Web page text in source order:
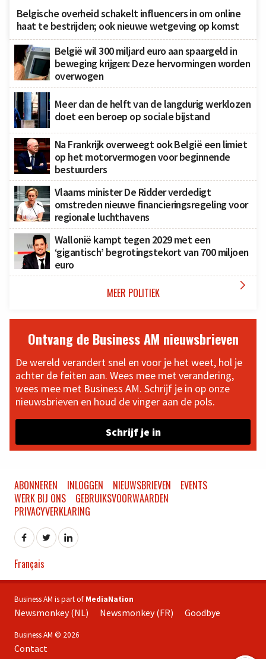
Belgische overheid schakelt influencers in om online
haat te bestrijden; ook nieuwe wetgeving op komst
België wil 300 miljard euro aan spaargeld in
beweging krijgen: Deze hervormingen worden
overwogen
Meer dan de helft van de langdurig werklozen
doet een beroep op sociale bijstand
Na Frankrijk overweegt ook België een limiet
op het motorvermogen voor beginnende
bestuurders
Vlaams minister De Ridder verdedigt
omstreden nieuwe financieringsregeling voor
regionale luchthavens
Wallonië kampt tegen 2029 met een
‘gigantisch’ begrotingstekort van 700 miljoen
euro
MEER POLITIEK 
Ontvang de Business AM nieuwsbrieven
De wereld verandert snel en voor je het weet, hol je
achter de feiten aan. Wees mee met verandering,
wees mee met Business AM. Schrijf je in op onze
nieuwsbrieven en houd de vinger aan de pols.
Schrijf je in
ABONNEREN INLOGGEN NIEUWSBRIEVEN
EVENTS
WERK BIJ ONS
GEBRUIKSVOORWAARDEN
PRIVACYVERKLARING
Français
Business AM is part of MediaNation
Newsmonkey (NL) Newsmonkey (FR) Goodbye
Business AM © 2026
Contact